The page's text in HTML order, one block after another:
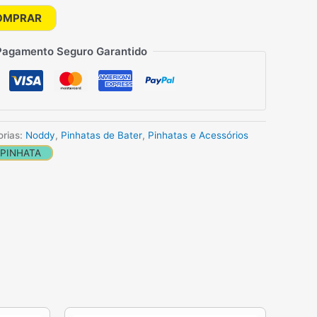
Seguro Garantido
Noddy, Pinhatas de Bater, Pinhatas e Acessórios
PINHATA